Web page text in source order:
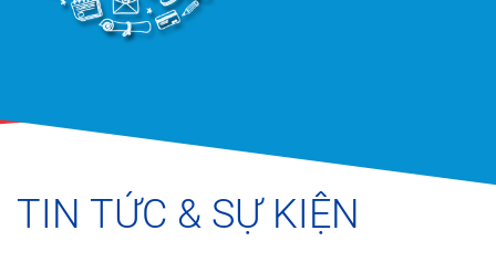
TIN TỨC & SỰ KIỆN